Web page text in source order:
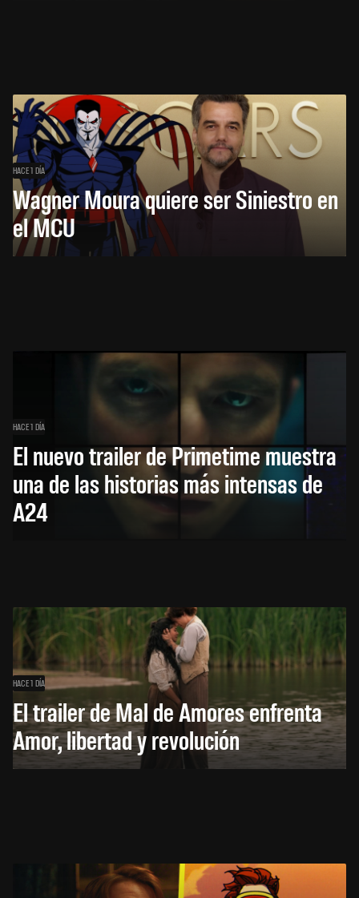
HACE 1 DÍA
Wagner Moura quiere ser Siniestro en
el MCU
HACE 1 DÍA
El nuevo trailer de Primetime muestra
una de las historias más intensas de
A24
HACE 1 DÍA
El trailer de Mal de Amores enfrenta
Amor, libertad y revolución